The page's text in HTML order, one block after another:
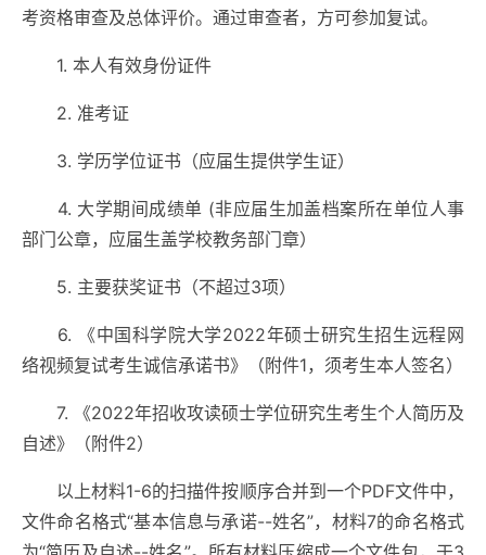
考资格审查及总体评价。通过审查者，方可参加复试。
1. 本人有效身份证件
2. 准考证
3. 学历学位证书（应届生提供学生证）
4. 大学期间成绩单 (非应届生加盖档案所在单位人事
部门公章，应届生盖学校教务部门章）
5. 主要获奖证书（不超过3项）
6. 《中国科学院大学2022年硕士研究生招生远程网
络视频复试考生诚信承诺书》（附件1，须考生本人签名）
7. 《2022年招收攻读硕士学位研究生考生个人简历及
自述》（附件2）
以上材料1-6的扫描件按顺序合并到一个PDF文件中，
文件命名格式“基本信息与承诺--姓名”，材料7的命名格式